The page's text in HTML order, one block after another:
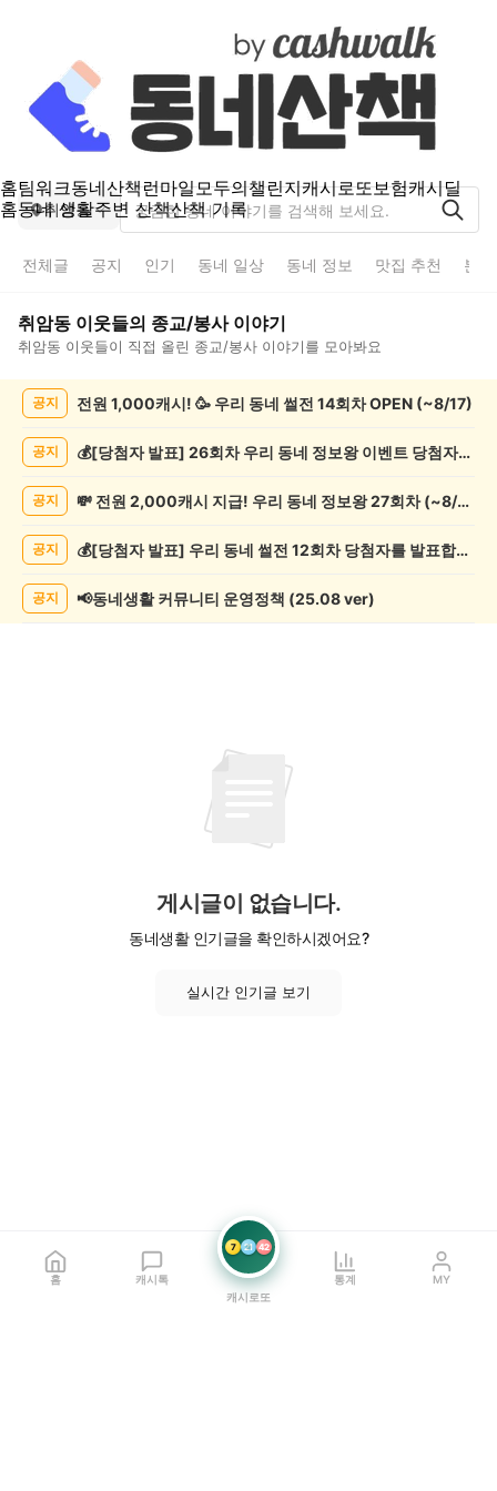
홈팀워크동네산책런마일모두의챌린지캐시로또보험캐시딜
홈동네 생활주변 산책산책 기록
취암동
전체글 공지 인기 동네 일상 동네 정보 맛집 추천 분
취암동 이웃들의 종교/봉사이야기
취암동 이웃들이 직접 올린 종교/봉사 이야기를 모아봐요
록
공지 전원 1,000캐시! 🥳 우리 동네 썰전 14회차 OPEN (~8/17)
공지 💰[당첨자 발표] 26회차 우리 동네 정보왕 이벤트 당첨자를 발표합니다!
공지 💸 전원 2,000캐시 지급! 우리 동네 정보왕 27회차 (~8/10)
공지 💰[당첨자 발표] 우리 동네 썰전 12회차 당첨자를 발표합니다!
공지 📢동네생활 커뮤니티 운영정책 (25.08 ver)
게시글이 없습니다.
동네생활 인기글을 확인하시겠어요?
실시간 인기글 보기
홈 캐시톡
7 21 42
캐시로또
통계 MY